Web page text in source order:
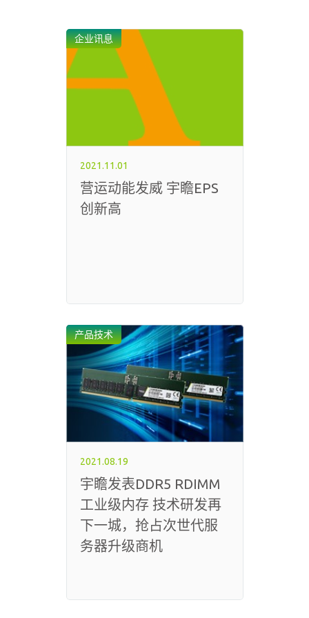
企业讯息
2021.11.01
营运动能发威 宇瞻EPS
创新高
产品技术
2021.08.19
宇瞻发表DDR5 RDIMM
工业级内存 技术研发再
下一城，抢占次世代服
务器升级商机